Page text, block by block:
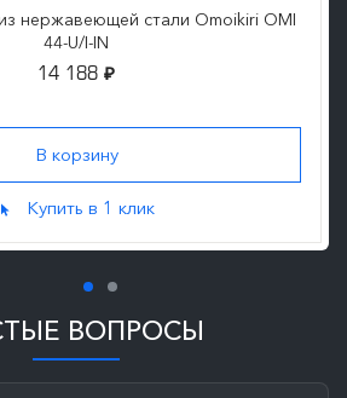
нержавеющей стали Omoikiri OMI
44-U/I-IN
14 188 ₽
Купить в 1 клик
ВОПРОСЫ